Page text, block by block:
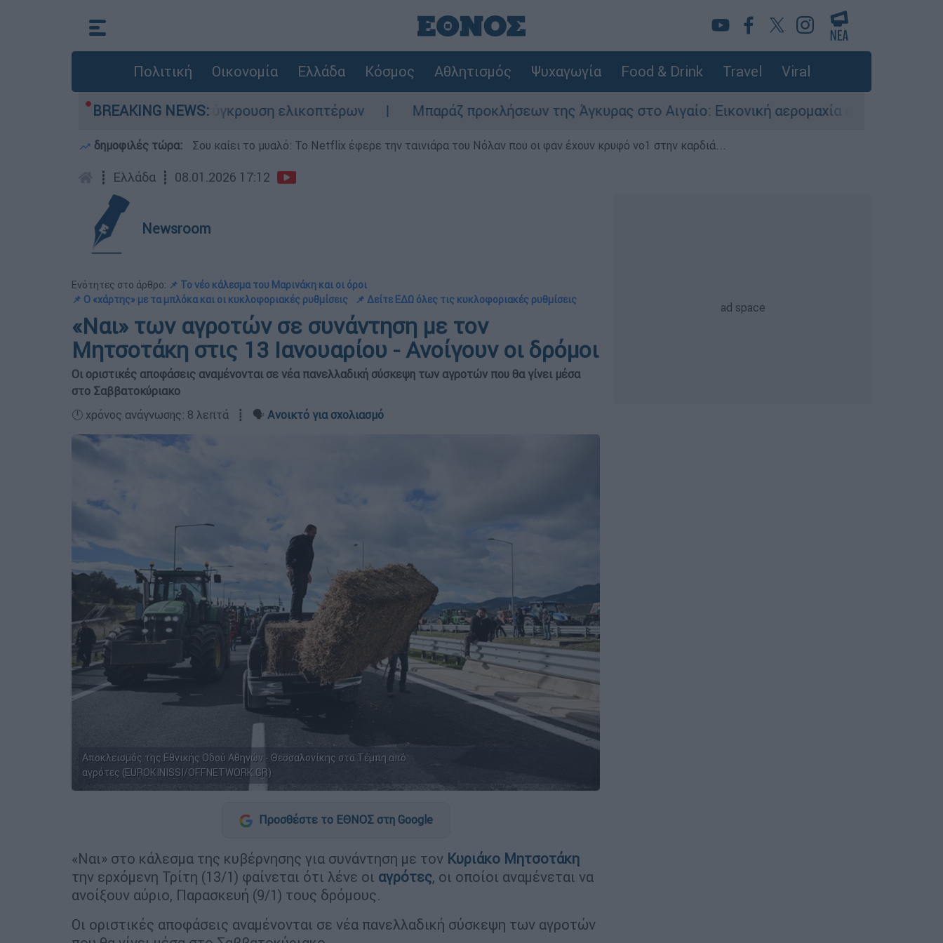
Πολιτική Οικονομία Ελλάδα Κόσμος Αθλητισμός Ψυχαγωγία Food & Drink Travel Viral
BREAKING NEWS:
τη ζωή του στη σύγκρουση ελικοπτέρων Μπαράζ προκλήσεων της Άγκυρας στο Αιγαίο: Εικονική αερομαχία ανάμεσα σε ελληνικά και
δημοφιλές τώρα: Σου καίει το μυαλό: Το Netflix έφερε την ταινιάρα του Νόλαν που οι φαν έχουν κρυφό νο1 στην καρδιά...
┋ Ελλάδα ┋ 08.01.2026 17:12
Newsroom
Ενότητες στο άρθρο: 📌 Το νέο κάλεσμα του Μαρινάκη και οι όροι
📌 Ο «χάρτης» με τα μπλόκα και οι κυκλοφοριακές ρυθμίσεις
📌 Δείτε ΕΔΩ όλες τις κυκλοφοριακές ρυθμίσεις
«Ναι» των αγροτών σε συνάντηση με τον
Μητσοτάκη στις 13 Ιανουαρίου - Ανοίγουν οι δρόμοι
Οι οριστικές αποφάσεις αναμένονται σε νέα πανελλαδική σύσκεψη των αγροτών που θα γίνει μέσα
στο Σαββατοκύριακο
🕛 χρόνος ανάγνωσης: 8 λεπτά ┋ 🗣️ Ανοικτό για σχολιασμό
Αποκλεισμός της Εθνικής Οδού Αθηνών - Θεσσαλονίκης στα Τέμπη από
αγρότες (EUROKINISSI/OFFNETWORK.GR)
Προσθέστε το ΕΘΝΟΣ στη Google
«Ναι» στο κάλεσμα της κυβέρνησης για συνάντηση με τον Κυριάκο Μητσοτάκη
την ερχόμενη Τρίτη (13/1) φαίνεται ότι λένε οι αγρότες, οι οποίοι αναμένεται να
ανοίξουν αύριο, Παρασκευή (9/1) τους δρόμους.
Οι οριστικές αποφάσεις αναμένονται σε νέα πανελλαδική σύσκεψη των αγροτών